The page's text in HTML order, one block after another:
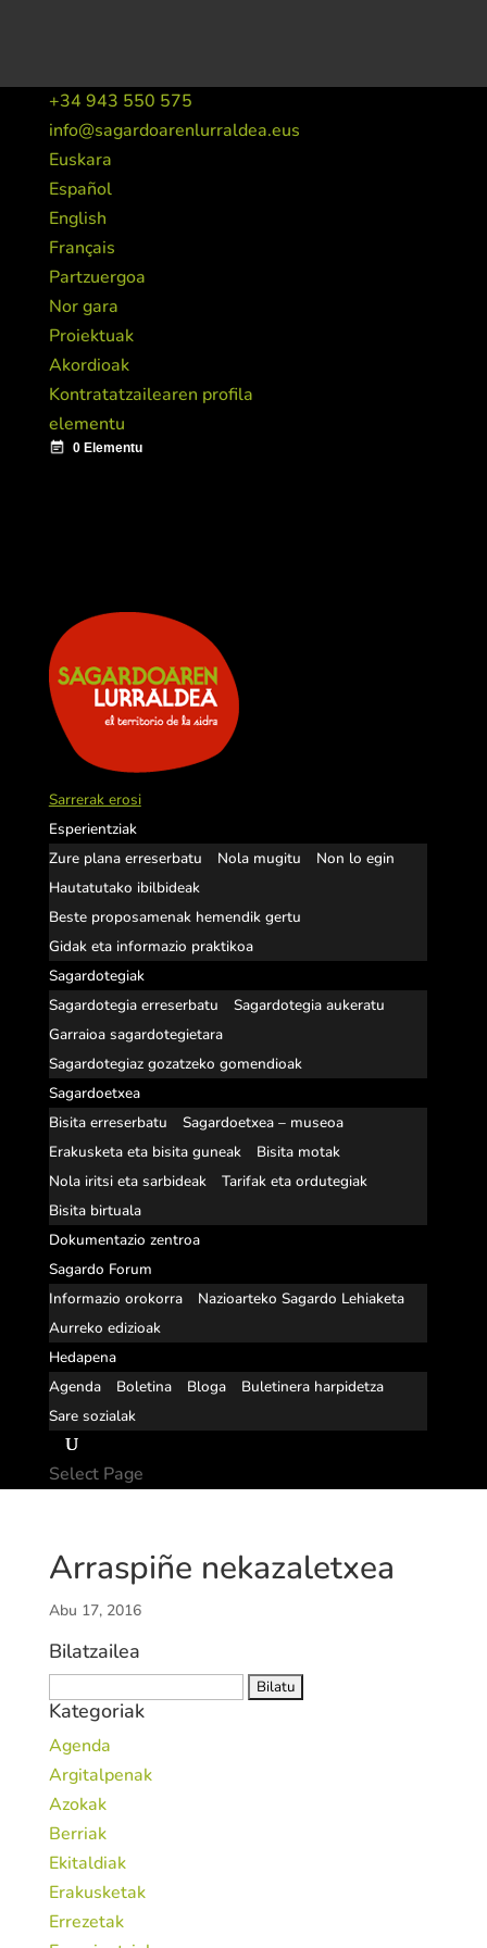
+34 943 550 575
info@sagardoarenlurraldea.eus
Euskara
Español
English
Français
Partzuergoa
Nor gara
Proiektuak
Akordioak
Kontratatzailearen profila
elementu
Sarrerak erosi
Esperientziak
Zure plana erreserbatu
Nola mugitu
Non lo egin
Hautatutako ibilbideak
Beste proposamenak hemendik gertu
Gidak eta informazio praktikoa
Sagardotegiak
Sagardotegia erreserbatu
Sagardotegia aukeratu
Garraioa sagardotegietara
Sagardotegiaz gozatzeko gomendioak
Sagardoetxea
Bisita erreserbatu
Sagardoetxea – museoa
Erakusketa eta bisita guneak
Bisita motak
Nola iritsi eta sarbideak
Tarifak eta ordutegiak
Bisita birtuala
Dokumentazio zentroa
Sagardo Forum
Informazio orokorra
Nazioarteko Sagardo Lehiaketa
Aurreko edizioak
Hedapena
Agenda
Boletina Bloga
Buletinera harpidetza
Sare sozialak
Select Page
Arraspiñe nekazaletxea
Abu 17, 2016
Bilatzailea
Kategoriak
Agenda
Argitalpenak
Azokak
Berriak
Ekitaldiak
Erakusketak
Errezetak